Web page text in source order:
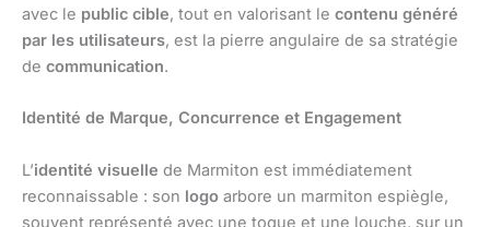
avec le public cible, tout en valorisant le contenu généré
par les utilisateurs, est la pierre angulaire de sa stratégie
de communication.
Identité de Marque, Concurrence et Engagement
L’identité visuelle de Marmiton est immédiatement
reconnaissable : son logo arbore un marmiton espiègle,
souvent représenté avec une toque et une louche, sur un